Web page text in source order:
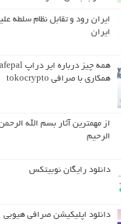
ایران رود و تقابل نظام سلطه
ایران
همکاری با صرافی tokocrypto
از مهمترین آثار بسم الله
الرحیم
دانلود رایگان نوبیتکس
دانلود اپلیکیشن صرافی هیوبی